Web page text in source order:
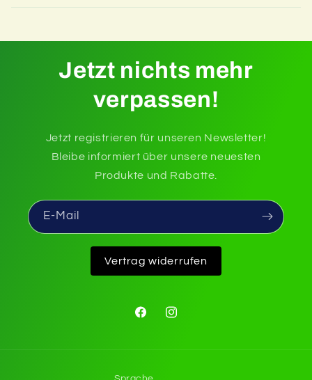
Jetzt nichts mehr
verpassen!
Jetzt registrieren für unseren Newsletter!
Bleibe informiert über unsere neuesten
Produkte und Rabatte.
E-Mail
Vertrag widerrufen
FacebookInstagram